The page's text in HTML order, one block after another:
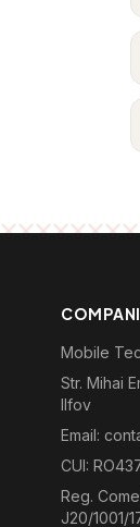
Mobile
Str. Mihai
Ilfov
Email:
CUI:
Reg.
J20/1001/